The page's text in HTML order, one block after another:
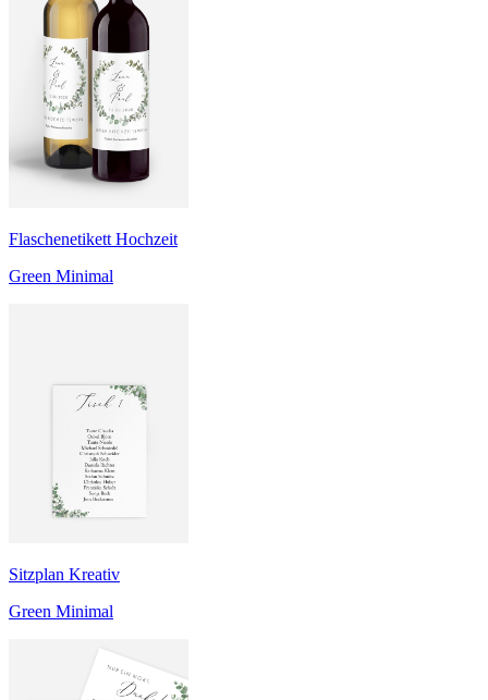
Flaschenetikett Hochzeit
Green Minimal
Sitzplan Kreativ
Green Minimal